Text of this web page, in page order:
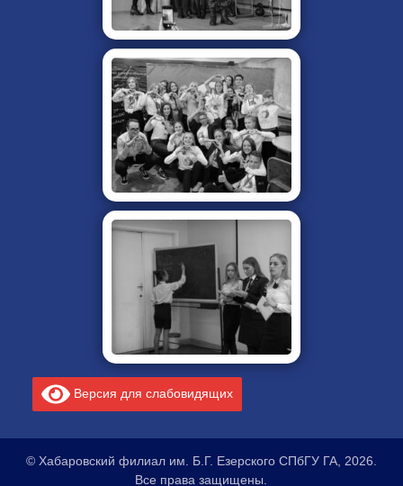
Версия для слабовидящих
© Хабаровский филиал им. Б.Г. Езерского СПбГУ ГА, 2026.
Все права защищены.